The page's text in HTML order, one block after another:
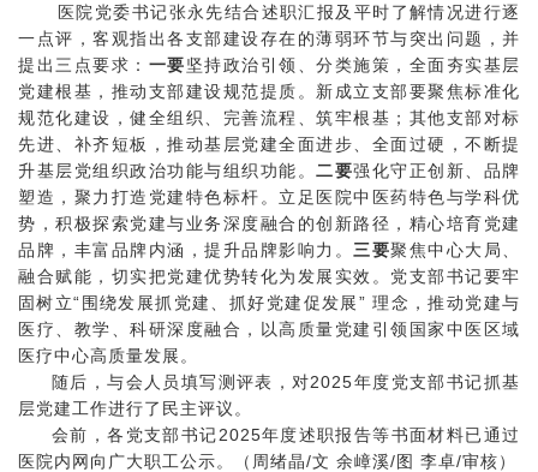
医院党委书记张永先结合述职汇报及平时了解情况进行逐
一点评，客观指出各支部建设存在的薄弱环节与突出问题，并
提出三点要求： 一要坚持政治引领、分类施策，全面夯实基层
党建根基，推动支部建设规范提质。新成立支部要聚焦标准化
规范化建设，健全组织、完善流程、筑牢根基；其他支部对标
先进、补齐短板，推动基层党建全面进步、全面过硬，不断提
升基层党组织政治功能与组织功能。 二要强化守正创新、品牌
塑造，聚力打造党建特色标杆。立足医院中医药特色与学科优
势，积极探索党建与业务深度融合的创新路径，精心培育党建
品牌，丰富品牌内涵，提升品牌影响力。 三要聚焦中心大局、
融合赋能，切实把党建优势转化为发展实效。党支部书记要牢
固树立“围绕发展抓党建、抓好党建促发展” 理念，推动党建与
医疗、教学、科研深度融合，以高质量党建引领国家中医区域
医疗中心高质量发展。
随后，与会人员填写测评表，对2025年度党支部书记抓基
层党建工作进行了民主评议。
会前，各党支部书记2025年度述职报告等书面材料已通过
医院内网向广大职工公示。（周绪晶/文 余嶂溪/图 李卓/审核）